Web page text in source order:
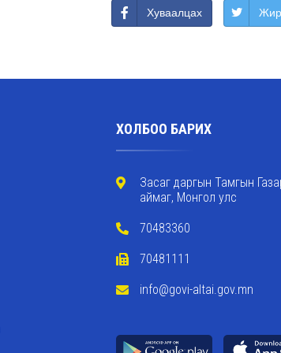
Хуваалцах
ХОЛБОО БАРИХ
Засаг даргын Тамгын
аймаг, Монгол улс
70483360
70481111
info@govi-altai.gov.mn